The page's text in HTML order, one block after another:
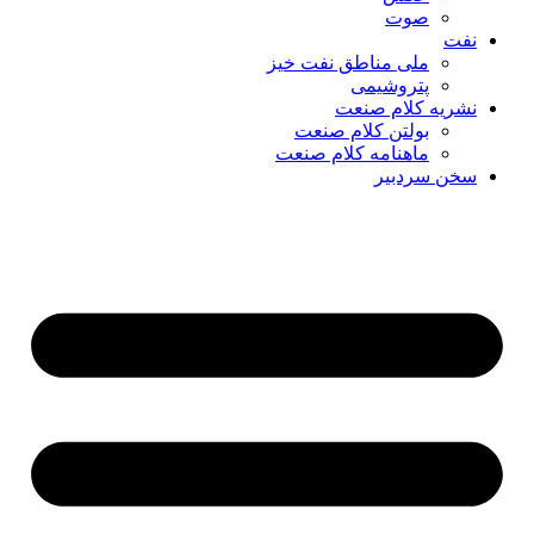
صوت
نفت
ملی مناطق نفت خیز
پتروشیمی
نشریه کلام صنعت
بولتن کلام صنعت
ماهنامه کلام صنعت
سخن سردبیر